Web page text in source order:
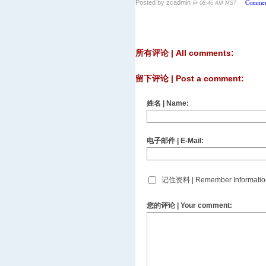
Posted by zcadmin @ 08:46 AM MST
所有评论 | All comments:
留下评论 | Post a comment:
姓名 | Name:
电子邮件 | E-Mail:
记住资料 | Remember
您的评论 | Your comment: